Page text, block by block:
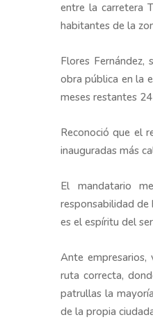
entre la carretera
habitantes de la
Flores
obra pública en la
meses restantes
Reconoció que el
inauguradas más
El mandatario
responsabilidad de
es el espíritu del
Ante empresarios,
ruta correcta,
patrullas la
de la propia